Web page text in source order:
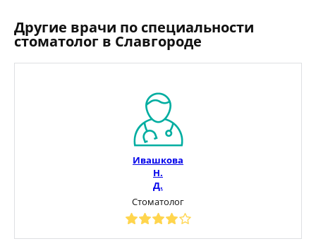
Другие врачи по специальности
стоматолог в Славгороде
Ивашкова
Н.
Д.
Стоматолог